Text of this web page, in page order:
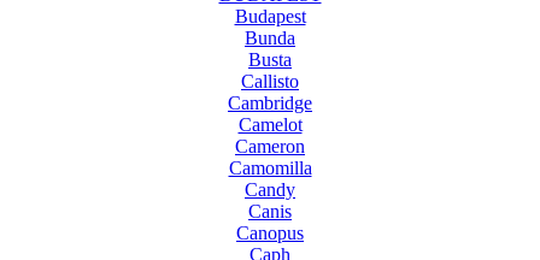
Budapest
Bunda
Busta
Callisto
Cambridge
Camelot
Cameron
Camomilla
Candy
Canis
Canopus
Caph